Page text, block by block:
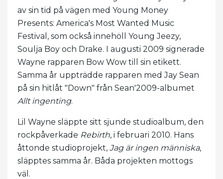
av sin tid på vägen med Young Money
Presents: America's Most Wanted Music
Festival, som också innehöll Young Jeezy,
Soulja Boy och Drake. I augusti 2009 signerade
Wayne rapparen Bow Wow till sin etikett.
Samma år uppträdde rapparen med Jay Sean
på sin hitlåt "Down" från Sean'2009-albumet
Allt ingenting.
Lil Wayne släppte sitt sjunde studioalbum, den
rockpåverkade Rebirth, i februari 2010. Hans
åttonde studioprojekt, Jag är ingen människa,
släpptes samma år. Båda projekten mottogs
väl.